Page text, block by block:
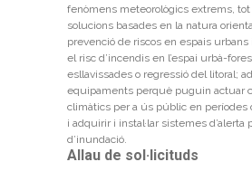
fenòmens meteorològics extrems,
solucions basades en la natura
prevenció de riscos en espais
el risc d’incendis en l’espai urbà-
esllavissades o regressió del litoral;
equipaments perquè puguin actuar
climàtics per a ús públic en períodes
i adquirir i instal·lar sistemes d’alerta
d’inundació.
Allau de sol·licituds